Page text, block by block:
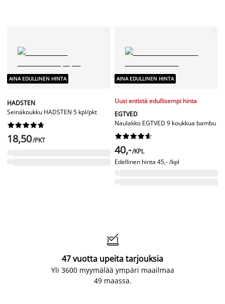
AINA EDULLINEN HINTA
HADSTEN
Seinäkoukku HADSTEN 5 kpl/pkt






18,50/PKT
AINA EDULLINEN HINTA
Uusi entistä edullisempi hinta
EGTVED
Naulakko EGTVED 9 koukkua bambu






40,-/KPL
Edellinen hinta 45,- /kpl

47 vuotta upeita tarjouksia
Yli 3600 myymälää ympäri maailmaa
49 maassa.